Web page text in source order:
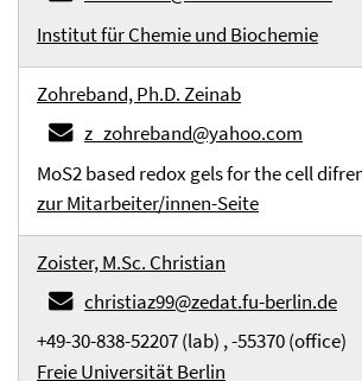
Institut für Chemie und Biochemie
Zohreband, Ph.D. Zeinab
z_zohreband@yahoo.com
MoS2 based redox gels for the cell
zur Mitarbeiter/innen-Seite
Zoister, M.Sc. Christian
christiaz99@zedat.fu-berlin.de
+49-30-838-52207 (lab) , -55370 (office)
Freie Universität Berlin